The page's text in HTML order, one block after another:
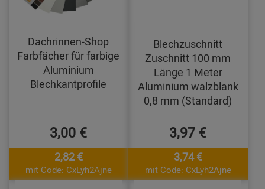
Dachrinnen-Shop
Farbfächer für farbige
Aluminium
Blechkantprofile
3,00 €
2,82 €
mit Code: CxLyh2Ajne
Blechzuschnitt
Zuschnitt 100 mm
Länge 1 Meter
Aluminium walzblank
0,8 mm (Standard)
3,97 €
3,74 €
mit Code: CxLyh2Ajne